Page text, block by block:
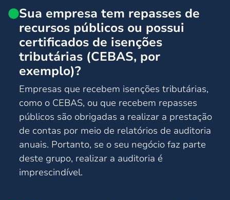
Sua empresa tem repasses de
recursos públicos ou possui
certificados de isenções
tributárias (CEBAS, por
exemplo)?
Empresas que recebem isenções tributárias,
como o CEBAS, ou que recebem repasses
públicos são obrigadas a realizar a prestação
de contas por meio de relatórios de auditoria
anuais. Portanto, se o seu negócio faz parte
deste grupo, realizar a auditoria é
imprescindível.